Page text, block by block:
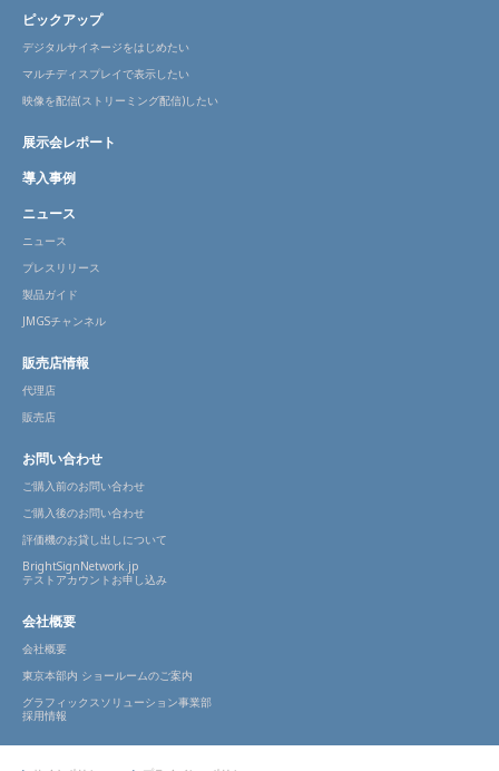
ピックアップ
デジタルサイネージをはじめたい
マルチディスプレイで表示したい
映像を配信(ストリーミング配信)したい
展示会レポート
導入事例
ニュース
ニュース
プレスリリース
製品ガイド
JMGSチャンネル
販売店情報
代理店
販売店
お問い合わせ
ご購入前のお問い合わせ
ご購入後のお問い合わせ
評価機のお貸し出しについて
BrightSignNetwork.jp
テストアカウントお申し込み
会社概要
会社概要
東京本部内 ショールームのご案内
グラフィックスソリューション事業部
採用情報